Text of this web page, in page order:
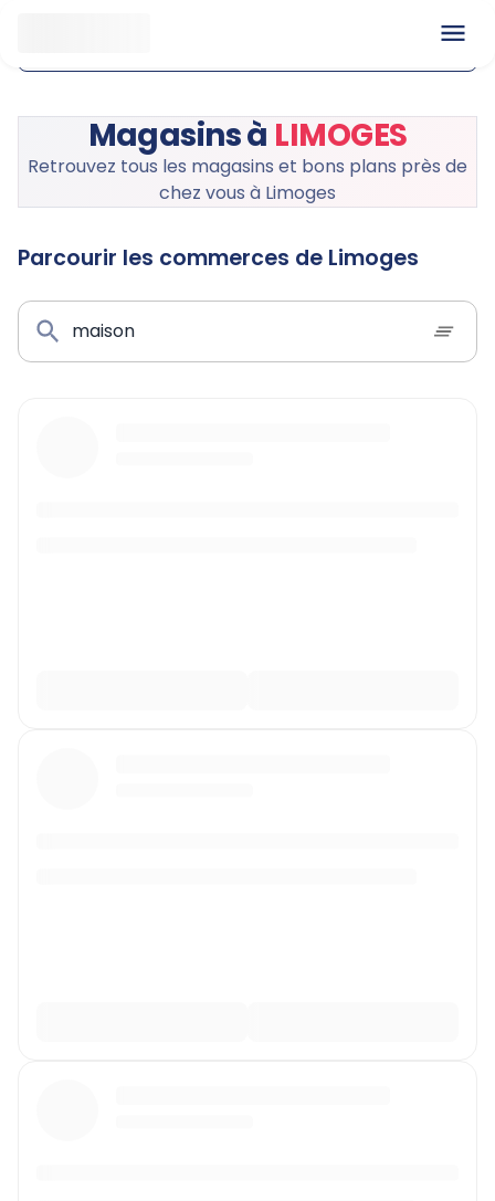
Magasins à LIMOGES
Retrouvez tous les magasins et bons plans près de
chez vous à Limoges
Parcourir les commerces de Limoges